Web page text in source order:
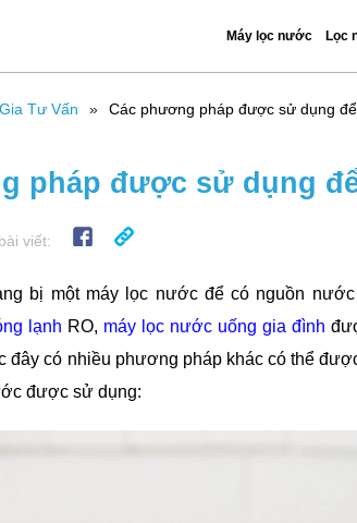
Máy lọc nước Lọc
Tư Vấn Các phương pháp được sử dụng
pháp được sử dụng
viết:
bị một máy lọc nước để có nguồn
lạnh RO, máy lọc nước uống gia đình
đây có nhiều phương pháp khác có thể
được sử dụng: